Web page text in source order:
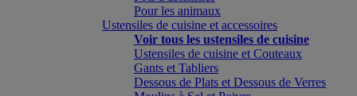
Pour les animaux
Ustensiles de cuisine et accessoires
Voir tous les ustensiles de cuisine
Ustensiles de cuisine et Couteaux
Gants et Tabliers
Dessous de Plats et Dessous de Verres